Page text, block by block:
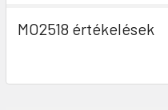
MO2518 értékelések